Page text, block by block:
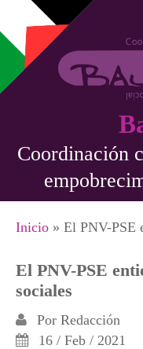
Pasar al contenido
Coordinación
Se
Inicio » El PNV-PSE
El PNV-PSE
sociales
Por Redacción
16 / Feb / 2021